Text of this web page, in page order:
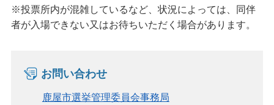
※投票所内が混雑しているなど、状況によっては、同伴
者が入場できない又はお待ちいただく場合があります。
お問い合わせ
鹿屋市選挙管理委員会事務局